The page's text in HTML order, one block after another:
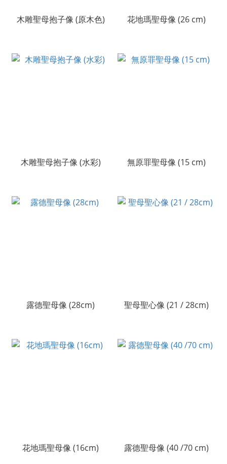
木雕聖母抱子像 (原木色) 花地瑪聖母像 (26 cm)
木雕聖母抱子像 (水彩) 無原罪聖母像 (15 cm)
露德聖母像 (28cm) 聖母聖心像 (21 / 28cm)
花地瑪聖母像 (16cm) 露德聖母像 (40 /70 cm)